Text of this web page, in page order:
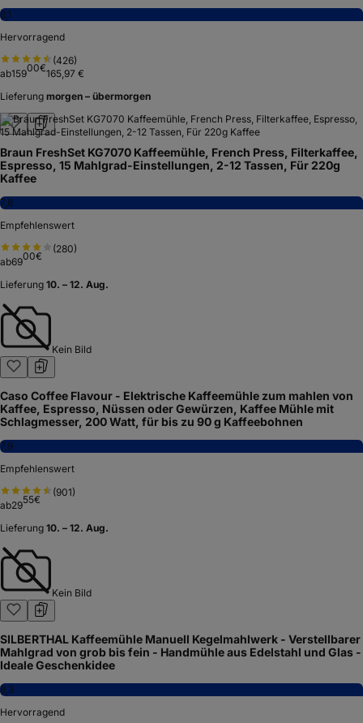
8,1
Hervorragend
(426)
ab15900€165,97 €
Lieferung morgen – übermorgen
Braun FreshSet KG7070 Kaffeemühle, French Press, Filterkaffee,
Espresso, 15 Mahlgrad-Einstellungen, 2-12 Tassen, Für 220g
Kaffee
7,8
Empfehlenswert
(280)
ab6900€
Lieferung 10. – 12. Aug.
Kein Bild
Caso Coffee Flavour - Elektrische Kaffeemühle zum mahlen von
Kaffee, Espresso, Nüssen oder Gewürzen, Kaffee Mühle mit
Schlagmesser, 200 Watt, für bis zu 90 g Kaffeebohnen
7,9
Empfehlenswert
(901)
ab2955€
Lieferung 10. – 12. Aug.
Kein Bild
SILBERTHAL Kaffeemühle Manuell Kegelmahlwerk - Verstellbarer
Mahlgrad von grob bis fein - Handmühle aus Edelstahl und Glas -
Ideale Geschenkidee
8,3
Hervorragend